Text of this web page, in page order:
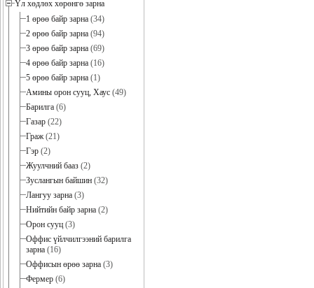
Үл хөдлөх хөрөнгө зарна
1 өрөө байр зарна (34)
2 өрөө байр зарна (94)
3 өрөө байр зарна (69)
4 өрөө байр зарна (16)
5 өрөө байр зарна (1)
Амины орон сууц, Хаус (49)
Барилга (6)
Газар (22)
Граж(21)
Гэр (2)
Жуулчний бааз (2)
Зуслангын байшин (32)
Лангуу зарна (3)
Нийтийн байр зарна (2)
Орон сууц (3)
Оффис үйлчилгээний барилга
зарна (16)
Оффисын өрөө зарна (3)
Фермер (6)